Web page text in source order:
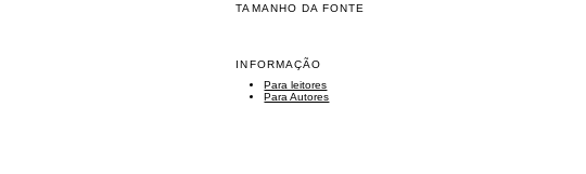
TAMANHO DA FONTE
INFORMAÇÃO
Para leitores
Para Autores